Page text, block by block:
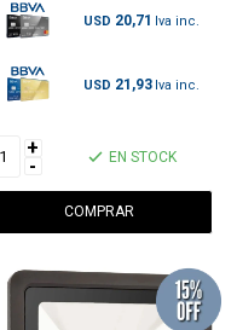
USD 20,71
USD 21,93
+
- EN STOCK